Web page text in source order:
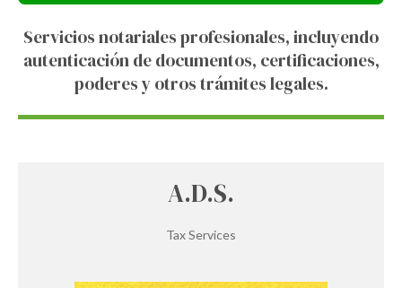
Servicios notariales profesionales, incluyendo
autenticación de documentos, certificaciones,
poderes y otros trámites legales.
A.D.S.
Tax Services